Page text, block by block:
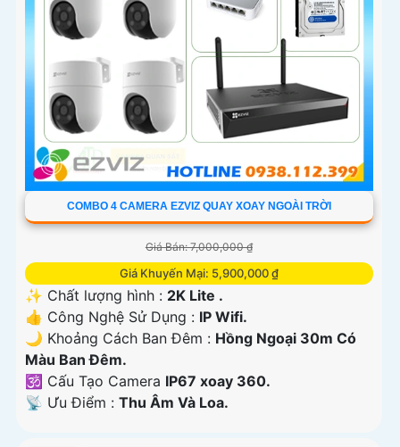
COMBO 4 CAMERA EZVIZ QUAY XOAY NGOÀI TRỜI
Giá Bán: 7,000,000 ₫
Giá Khuyến Mại: 5,900,000 ₫
✨ Chất lượng hình : 2K Lite .
👍 Công Nghệ Sử Dụng : IP Wifi.
🌙 Khoảng Cách Ban Đêm : Hồng Ngoại 30m Có
Màu Ban Ðêm.
🕉️ Cấu Tạo Camera IP67 xoay 360.
️📡 Ưu Điểm : Thu Âm Và Loa.